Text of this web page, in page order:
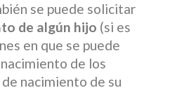
se puede solicitar
de algún hijo (si es
en que se puede
de los
nacimiento de su